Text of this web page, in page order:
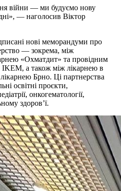
війни — ми будуємо нову
— наголосив Віктор
нові меморандуми про
— зокрема, між
«Охматдит» та провідним
а також між лікарнею в
Брно. Ці партнерства
освітні проєкти,
онкогематології,
здоров’ї.